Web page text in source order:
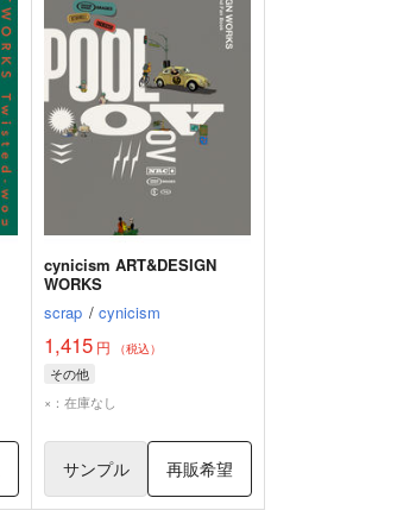
cynicism ART&DESIGN
WORKS
scrap / cynicism
1,415円 （税込）
その他
×：在庫なし
サンプル 再販希望